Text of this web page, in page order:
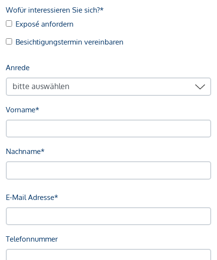
Wofür interessieren Sie sich?*
Exposé anfordern
Besichtigungstermin vereinbaren
Anrede
Vorname*
Nachname*
E-Mail Adresse*
Telefonnummer